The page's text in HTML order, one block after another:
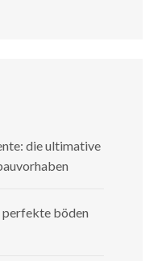
die ultimative
perfekte böden